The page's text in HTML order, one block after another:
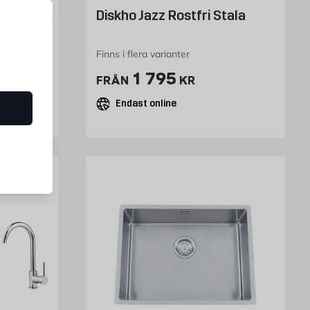
Diskho Jazz Rostfri Stala
Finns i flera varianter
FRÅN Pris 1795 kr
1 795 KR
Endast online